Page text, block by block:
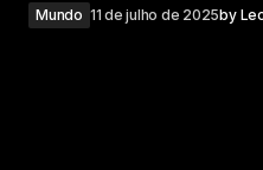
Mundo 11 de julho de 2025by